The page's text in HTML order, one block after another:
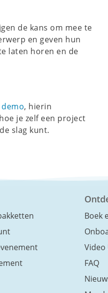
de kans om mee te
en geven hun
laten horen en de
, hierin
je zelf een project
slag kunt.
Boek
Video
FAQ